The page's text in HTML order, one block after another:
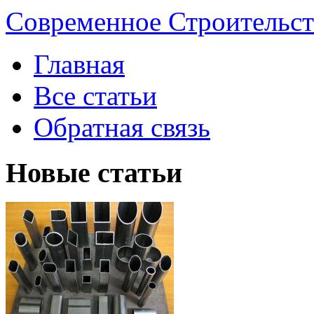
Современное
Главная
Все статьи
Обратная связь
Новые статьи